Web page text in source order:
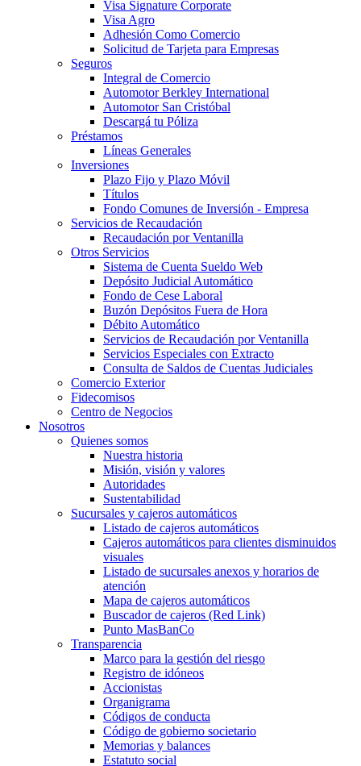
Visa Signature Corporate
Visa Agro
Adhesión Como Comercio
Solicitud de Tarjeta para Empresas
Seguros
Integral de Comercio
Automotor Berkley International
Automotor San Cristóbal
Descargá tu Póliza
Préstamos
Líneas Generales
Inversiones
Plazo Fijo y Plazo Móvil
Títulos
Fondo Comunes de Inversión - Empresa
Servicios de Recaudación
Recaudación por Ventanilla
Otros Servicios
Sistema de Cuenta Sueldo Web
Depósito Judicial Automático
Fondo de Cese Laboral
Buzón Depósitos Fuera de Hora
Débito Automático
Servicios de Recaudación por Ventanilla
Servicios Especiales con Extracto
Consulta de Saldos de Cuentas Judiciales
Comercio Exterior
Fidecomisos
Centro de Negocios
Nosotros
Quienes somos
Nuestra historia
Misión, visión y valores
Autoridades
Sustentabilidad
Sucursales y cajeros automáticos
Listado de cajeros automáticos
Cajeros automáticos para clientes disminuidos
visuales
Listado de sucursales anexos y horarios de
atención
Mapa de cajeros automáticos
Buscador de cajeros (Red Link)
Punto MasBanCo
Transparencia
Marco para la gestión del riesgo
Registro de idóneos
Accionistas
Organigrama
Códigos de conducta
Código de gobierno societario
Memorias y balances
Estatuto social